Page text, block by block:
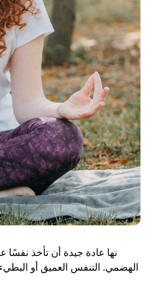
نها عادة جيدة أن تأخذ نفسًا
الهضمي. التنفس العميق أو